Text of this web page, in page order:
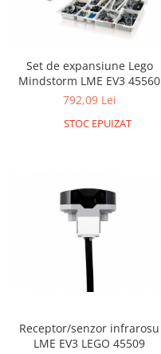
Set de expansiune Lego
Mindstorm LME EV3 45560
792,09 Lei
STOC EPUIZAT
Receptor/senzor infrarosu
LME EV3 LEGO 45509